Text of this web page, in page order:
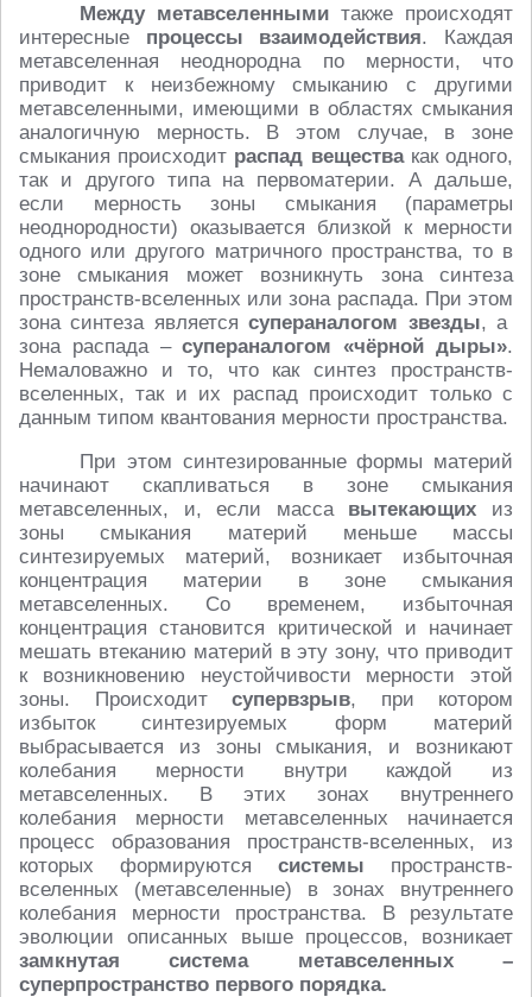
Между метавселенными также происходят
интересные процессы взаимодействия. Каждая
метавселенная неоднородна по мерности, что
приводит к неизбежному смыканию с другими
метавселенными, имеющими в областях смыкания
аналогичную мерность. В этом случае, в зоне
смыкания происходит распад веществакак одного,
так и другого типа на первоматерии. А дальше,
если мерность зоны смыкания (параметры
неоднородности) оказывается близкой к мерности
одного или другого матричного пространства, то в
зоне смыкания может возникнуть зона синтеза
пространств-вселенных или зона распада. При этом
зона синтеза являетсясупераналогом звезды, а
зона распада –супераналогом «чёрной дыры».
Немаловажно и то, что как синтез пространств-
вселенных, так и их распад происходит только с
данным типом квантования мерности пространства.
При этом синтезированные формы материй
начинают скапливаться в зоне смыкания
метавселенных, и, если масса вытекающих из
зоны смыкания материй меньше массы
синтезируемых материй, возникает избыточная
концентрация материи в зоне смыкания
метавселенных. Со временем, избыточная
концентрация становится критической и начинает
мешать втеканию материй в эту зону, что приводит
к возникновению неустойчивости мерности этой
зоны. Происходит супервзрыв, при котором
избыток синтезируемых форм материй
выбрасывается из зоны смыкания, и возникают
колебания мерности внутри каждой из
метавселенных. В этих зонах внутреннего
колебания мерности метавселенных начинается
процесс образования пространств-вселенных, из
которых формируются системы пространств-
вселенных (метавселенные) в зонах внутреннего
колебания мерности пространства. В результате
эволюции описанных выше процессов, возникает
замкнутая система метавселенных –
суперпространство первого порядка.